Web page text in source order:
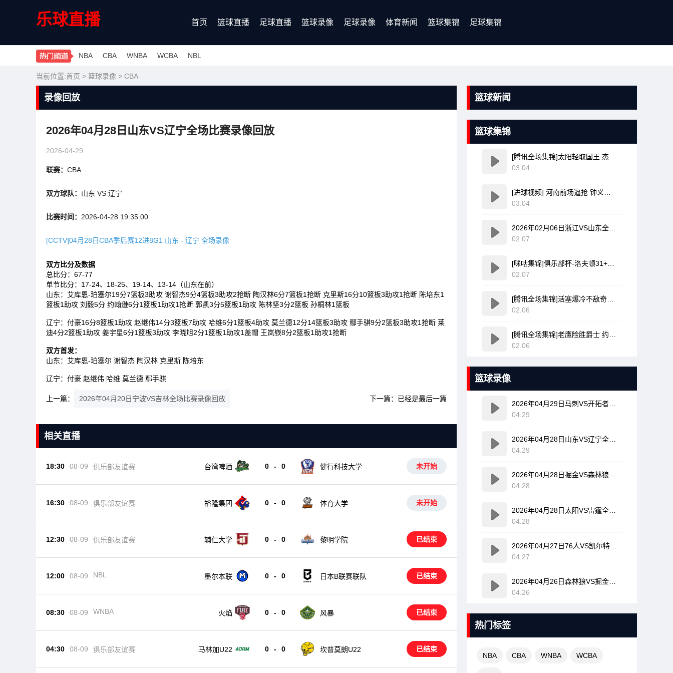
乐球直播 首页 篮球直播 足球直播 篮球录像 足球录像 体育新闻 篮球集锦 足球集锦
NBA CBA WNBA WCBA NBL
当前位置:首页 > 篮球录像 > CBA
录像回放
2026年04月28日山东VS辽宁全场比赛录像回放
2026-04-29
联赛： CBA
双方球队： 山东 VS 辽宁
比赛时间： 2026-04-28 19:35:00
[CCTV]04月28日CBA季后赛12进8G1 山东 - 辽宁 全场录像
双方比分及数据
总比分：67-77
单节比分：17-24、18-25、19-14、13-14（山东在前）
山东：艾库恩-珀塞尔19分7篮板3助攻 谢智杰9分4篮板3助攻2抢断 陶汉林6分7篮板1抢断 克里斯16分10篮板3助攻1抢断 陈培东1
篮板1助攻 刘毅5分 约翰逊6分1篮板1助攻1抢断 郭凯3分5篮板1助攻 陈林坚3分2篮板 孙桐林1篮板
辽宁：付豪16分8篮板1助攻 赵继伟14分3篮板7助攻 哈维6分1篮板4助攻 莫兰德12分14篮板3助攻 鄢手骐9分2篮板3助攻1抢断 莱
迪4分2篮板1助攻 姜宇星6分1篮板3助攻 李晓旭2分1篮板1助攻1盖帽 王岚嵚8分2篮板1助攻1抢断
双方首发：
山东：艾库恩-珀塞尔 谢智杰 陶汉林 克里斯 陈培东
辽宁：付豪 赵继伟 哈维 莫兰德 鄢手骐
上一篇： 2026年04月20日宁波VS吉林全场比赛录像回放 下一篇：已经是最后一篇
相关直播
18:30 08-09 俱乐部友谊赛 台湾啤酒 0 - 0 健行科技大学 未开始
16:30 08-09 俱乐部友谊赛 裕隆集团 0 - 0 体育大学 未开始
12:30 08-09 俱乐部友谊赛 辅仁大学 0 - 0 黎明学院 已结束
12:00 08-09 NBL 墨尔本联 0 - 0 日本B联赛联队 已结束
08:30 08-09 WNBA 火焰 0 - 0 风暴 已结束
04:30 08-09 俱乐部友谊赛 马林加U22 0 - 0 坎普莫朗U22 已结束
篮球新闻
篮球集锦
03.04
03.04
02.07
02.07
02.06
02.06
篮球录像
04.29
04.29
04.28
04.28
04.27
04.26
热门标签
NBA CBA WNBA WCBA